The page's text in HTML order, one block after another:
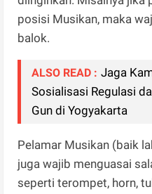
posisi Musikan, maka
balok.
ALSO READ : Jaga
Sosialisasi Regulasi
Gun di Yogyakarta
Pelamar Musikan (baik
juga wajib menguasai
seperti terompet, horn,